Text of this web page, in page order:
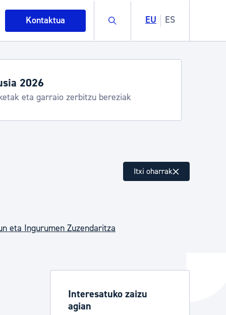
Kontaktua Buscar EU ES
eta ingurumena
eta bizikidetza
2026
eta garraio zerbitzu bereziak
Itxi oharrak
eta Ingurumen Zuzendaritza
Interesatuko zaizu
agian